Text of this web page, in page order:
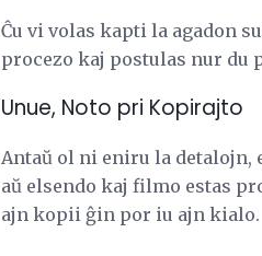
Ĉu vi volas kapti la agadon
procezo kaj postulas nur du
Unue, Noto pri Kopirajto
Antaŭ ol ni eniru la
aŭ elsendo kaj filmo estas
ajn kopii ĝin por iu ajn kialo.